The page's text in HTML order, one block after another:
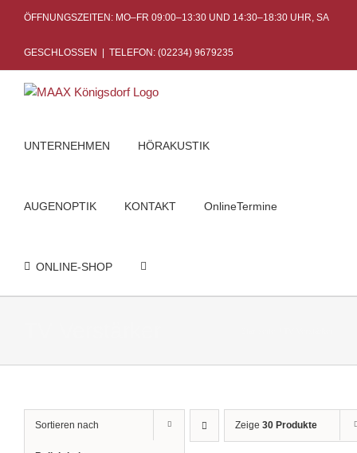
content
ÖFFNUNGSZEITEN: MO–FR 09:00–13:30 UND 14:30–18:30 UHR, SA
GESCHLOSSEN TELEFON: (02234) 9679235
UNTERNEHMEN HÖRAKUSTIK
AUGENOPTIK KONTAKT OnlineTermine
ONLINE-SHOP
Sortieren nach Zeige 30 Produkte